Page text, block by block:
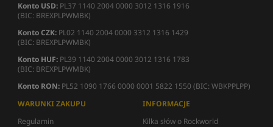
Konto USD: PL37 1140 2004 0000 3012 1316 1916
(BIC: BREXPLPWMBK)
Konto CZK: PL02 1140 2004 0000 3312 1316 1429
(BIC: BREXPLPWMBK)
Konto HUF: PL39 1140 2004 0000 3012 1316 1783
(BIC: BREXPLPWMBK)
Konto RON: PL52 1090 1766 0000 0001 5822 1550 (BIC: WBKPPLPP)
WARUNKI ZAKUPU
Regulamin
INFORMACJE
Kilka słów o Rockworld